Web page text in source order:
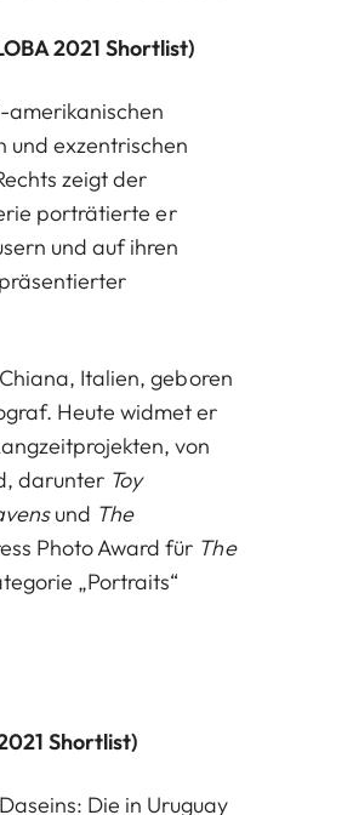
2021 Shortlist)
amerikanischen
und exzentrischen
zeigt der
porträtierte er
und auf ihren
Italien, geboren
Heute widmet er
von
darunter Toy
und The
Photo Award für The
„Portraits“
Shortlist)
Die in Uruguay